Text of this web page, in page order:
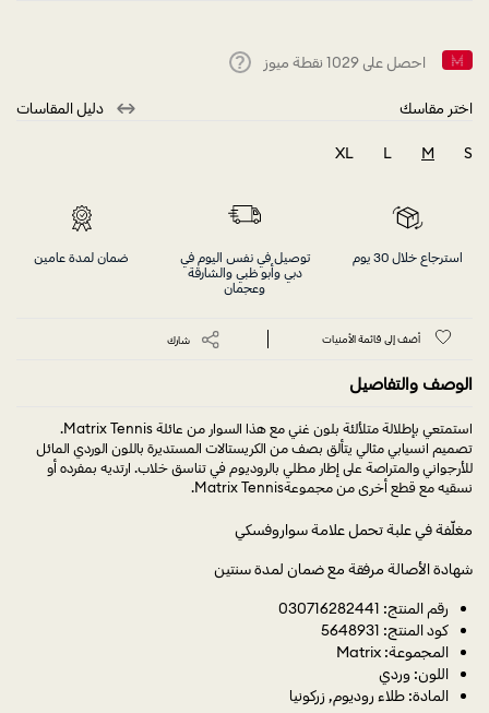
احصل على 1029 نقطة ميوز
اختر مقاسك
دليل المقاسات
S
M
L
XL
استرجاع خلال 30 يوم
توصيل في نفس اليوم في
دبي وأبو ظبي والشارقة
وعجمان
ضمان لمدة عامين
أضف إلى قائمة الأمنيات شارك
الوصف والتفاصيل
استمتعي بإطلالة متلألئة بلون غني مع هذا السوار من عائلة Matrix Tennis.
تصميم انسيابي مثالي يتألق بصف من الكريستالات المستديرة باللون الوردي المائل
للأرجواني والمتراصة على إطار مطلي بالروديوم في تناسق خلاب. ارتديه بمفرده أو
نسقيه مع قطع أخرى من مجموعةMatrix Tennis.
مغلّفة في علبة تحمل علامة سواروفسكي
شهادة الأصالة مرفقة مع ضمان لمدة سنتين
رقم المنتج: 030716282441
كود المنتج: 5648931
المجموعة: Matrix
اللون: وردي
المادة: طلاء روديوم, زركونيا